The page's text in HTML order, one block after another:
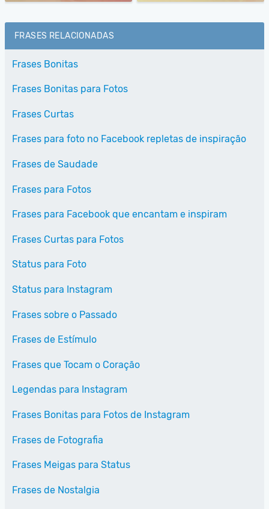
FRASES RELACIONADAS
Frases Bonitas
Frases Bonitas para Fotos
Frases Curtas
Frases para foto no Facebook repletas de inspiração
Frases de Saudade
Frases para Fotos
Frases para Facebook que encantam e inspiram
Frases Curtas para Fotos
Status para Foto
Status para Instagram
Frases sobre o Passado
Frases de Estímulo
Frases que Tocam o Coração
Legendas para Instagram
Frases Bonitas para Fotos de Instagram
Frases de Fotografia
Frases Meigas para Status
Frases de Nostalgia